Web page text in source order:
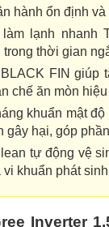
hành ổn định và
lạnh nhanh
trong thời gian
FIN giúp
chế ăn mòn
khuẩn mật
gây hại, góp
tự động vệ
vi khuẩn phát
Inverter